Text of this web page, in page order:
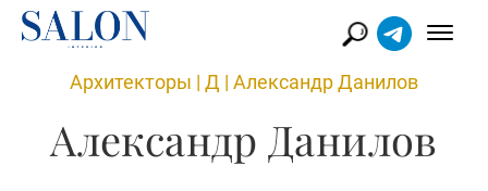
Архитекторы | Д | Александр Данилов
Александр Данилов